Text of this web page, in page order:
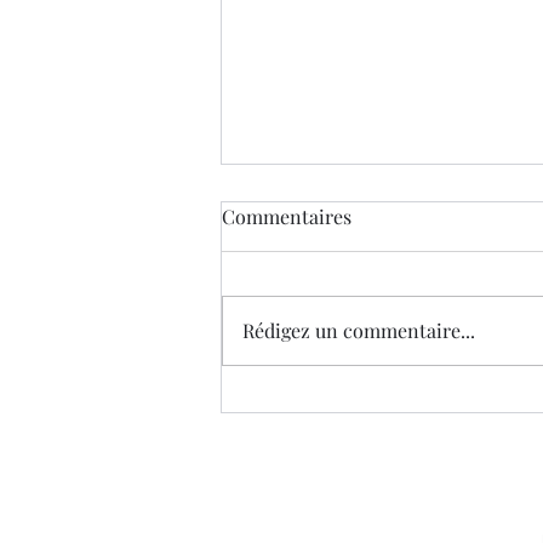
Gaïa, enquête au vert (Tome 1
Commentaires
Rédigez un commentaire...